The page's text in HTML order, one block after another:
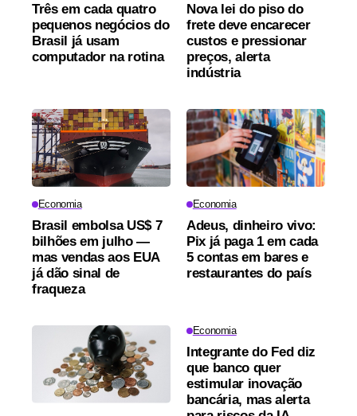
Três em cada quatro
pequenos negócios do
Brasil já usam
computador na rotina
Nova lei do piso do
frete deve encarecer
custos e pressionar
preços, alerta
indústria
Economia
Brasil embolsa US$ 7
bilhões em julho —
mas vendas aos EUA
já dão sinal de
fraqueza
Economia
Adeus, dinheiro vivo:
Pix já paga 1 em cada
5 contas em bares e
restaurantes do país
Economia
Integrante do Fed diz
que banco quer
estimular inovação
bancária, mas alerta